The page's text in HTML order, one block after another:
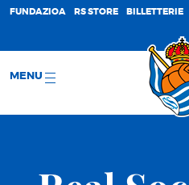
FUNDAZIOA RS STORE BILLETTERIE
MENU